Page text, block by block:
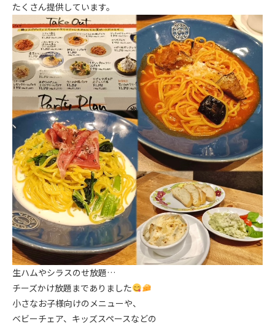
たくさん提供しています。
生ハムやシラスのせ放題…
チーズかけ放題までありました
小さなお子様向けのメニューや、
ベビーチェア、キッズスペースなどの